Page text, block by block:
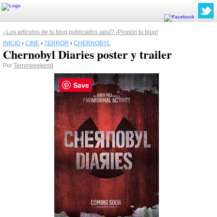
¿Los artículos de tu blog publicados aquí? ¡Propón tu blog!
INICIO › CINE › TERROR › CHERNOBYL
Chernobyl Diaries poster y trailer
Por Terrorweekend
Save